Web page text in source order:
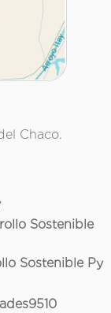
Chaco.
Sostenible
Sostenible Py